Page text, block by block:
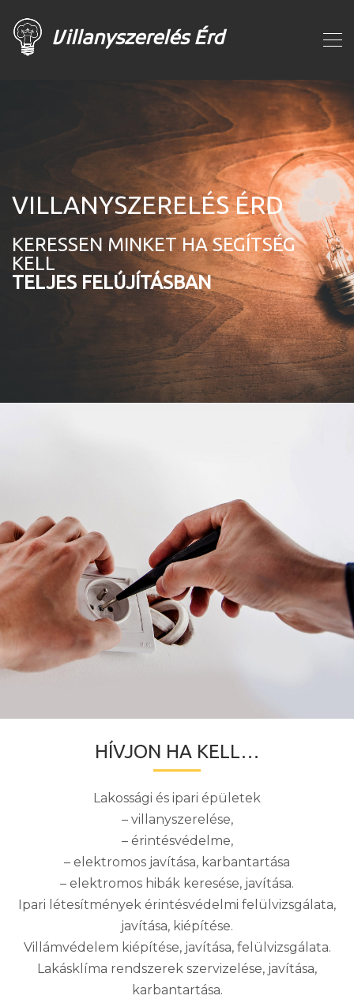
Villanyszerelés Érd
VILLANYSZERELÉS ÉRD
KERESSEN MINKET HA SEGÍTSÉG
KELL
TELJES FELÚJÍTÁSBAN
HÍVJON HA KELL…
Lakossági és ipari épületek
– villanyszerelése,
– érintésvédelme,
– elektromos javítása, karbantartása
– elektromos hibák keresése, javítása.
Ipari létesítmények érintésvédelmi felülvizsgálata,
javítása, kiépítése.
Villámvédelem kiépítése, javítása, felülvizsgálata.
Lakásklíma rendszerek szervizelése, javítása,
karbantartása.